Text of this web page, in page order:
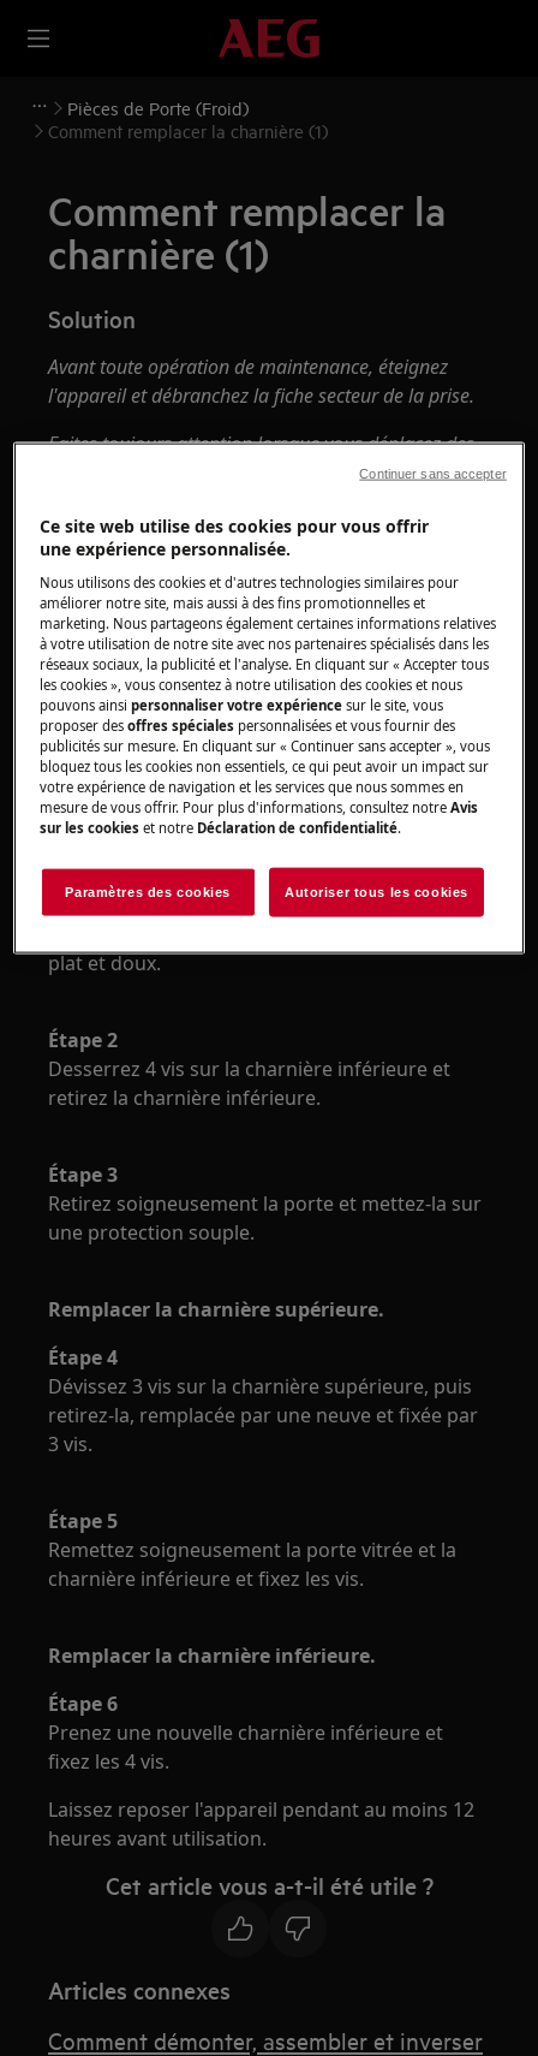
Pièces de Porte (Froid)
Comment remplacer la charnière (1)
Comment remplacer la
charnière (1)
Solution
Avant toute opération de maintenance, éteignez
l'appareil et débranchez la fiche secteur de laprise.
Faites toujours attention lorsque vous déplacez des
appareils, pour les appareils lourds, il faut deux
Utilisez toujours des gants de sécurité et des
chaussures fermées.
Veuillez noter que l'auto-réparation ou la réparation
non professionnelle peut avoir des conséquences sur
la sécurité si elle n'est pas effectuée correctement.
Comment changer les charnières?
OUTILS:
Étape 1
plat et doux.
Étape 2
Desserrez 4 vis sur la charnière inférieure et
retirez la charnière inférieure.
Étape 3
Retirez soigneusement la porte et mettez-la sur
une protection souple.
Remplacer la charnière supérieure.
Étape 4
Dévissez 3 vis sur la charnière supérieure, puis
retirez-la, remplacée par une neuve et fixée par
3 vis.
Étape 5
Remettez soigneusement la porte vitrée et la
charnière inférieure et fixez les vis.
Remplacer la charnière inférieure.
Étape 6
Prenez une nouvelle charnière inférieure et
fixez les 4 vis.
Laissez reposer l'appareil pendant au moins 12
heures avant utilisation.
Cet article vous a-t-il été utile ?
Articles connexes
Comment démonter, assembler et inverser
Ce site web utilise des cookies pour vous offrir
une expérience personnalisée.
Nous utilisons des cookies et d'autres technologies similaires pour
améliorer notre site, mais aussi à des fins promotionnelles et
marketing. Nous partageons également certaines informations relatives
à votre utilisation de notre site avec nos partenaires spécialisés dans les
réseaux sociaux, la publicité et l'analyse. En cliquant sur « Accepter tous
les cookies », vous consentez à notre utilisation des cookies et nous
pouvons ainsipersonnaliser votre expériencesur le site, vous
proposer desoffres spéciales personnalisées et vous fournir des
publicités sur mesure. En cliquant sur « Continuer sans accepter », vous
bloquez tous les cookies non essentiels, ce qui peut avoir un impact sur
votre expérience de navigation et les services que nous sommes en
mesure de vous offrir. Pour plus d'informations, consultez notreAvis
sur les cookies et notre Déclaration de confidentialité.
Paramètres des cookies Autoriser tous les cookies
Continuer sans accepter